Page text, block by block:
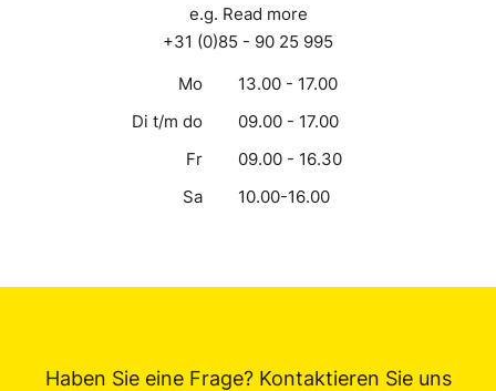
e.g. Read more
+31 (0)85 - 90 25 995
Mo
13.00 - 17.00
Di t/m do
09.00 - 17.00
Fr
09.00 - 16.30
Sa
10.00-16.00
Haben Sie eine Frage? Kontaktieren Sie uns